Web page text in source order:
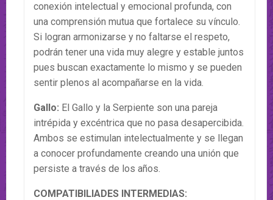
conexión intelectual y emocional profunda, con
una comprensión mutua que fortalece su vínculo.
Si logran armonizarse y no faltarse el respeto,
podrán tener una vida muy alegre y estable juntos
pues buscan exactamente lo mismo y se pueden
sentir plenos al acompañarse en la vida.
Gallo: El Gallo y la Serpiente son una pareja
intrépida y excéntrica que no pasa desapercibida.
Ambos se estimulan intelectualmente y se llegan
a conocer profundamente creando una unión que
persiste a través de los años.
COMPATIBILIADES INTERMEDIAS: